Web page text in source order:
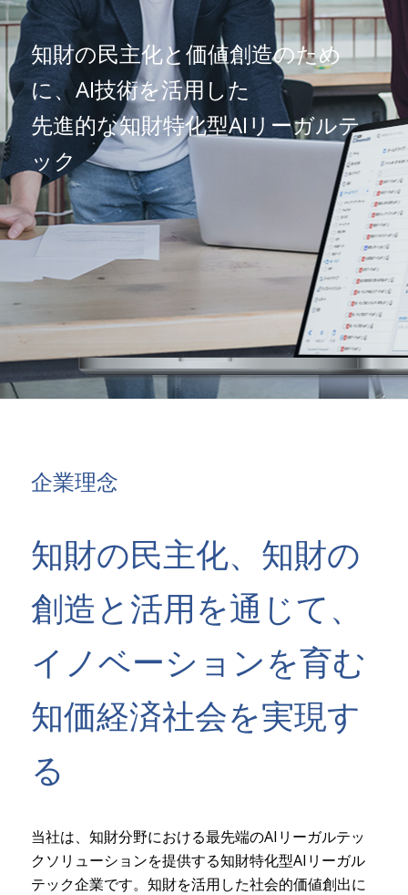
知財の民主化と価値創造のため
に、AI技術を活用した
先進的な知財特化型AIリーガルテ
ック
企業理念
知財の民主化、知財の
創造と活用を通じて、
イノベーションを育む
知価経済社会を実現す
る
当社は、知財分野における最先端のAIリーガルテッ
クソリューションを提供する知財特化型AIリーガル
テック企業です。知財を活用した社会的価値創出に